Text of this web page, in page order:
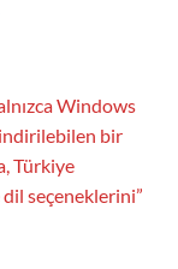
Windows
indirilebilen bir
Türkiye
dil seçeneklerini”